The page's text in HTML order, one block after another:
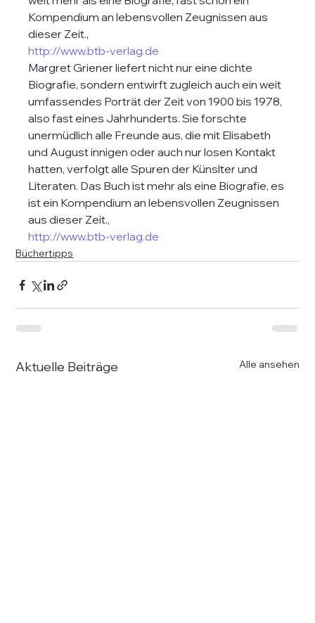
Kompendium an lebensvollen Zeugnissen aus
dieser Zeit.,
http://www.btb-verlag.de
Margret Griener liefert nicht nur eine dichte
Biografie, sondern entwirft zugleich auch ein weit
umfassendes Porträt der Zeit von 1900 bis 1978,
also fast eines Jahrhunderts. Sie forschte
unermüdlich alle Freunde aus, die mit Elisabeth
und August innigen oder auch nur losen Kontakt
hatten, verfolgt alle Spuren der Künslter und
Literaten. Das Buch ist mehr als eine Biografie, es
ist ein Kompendium an lebensvollen Zeugnissen
aus dieser Zeit.,
http://www.btb-verlag.de
Büchertipps
Aktuelle Beiträge Alle ansehen